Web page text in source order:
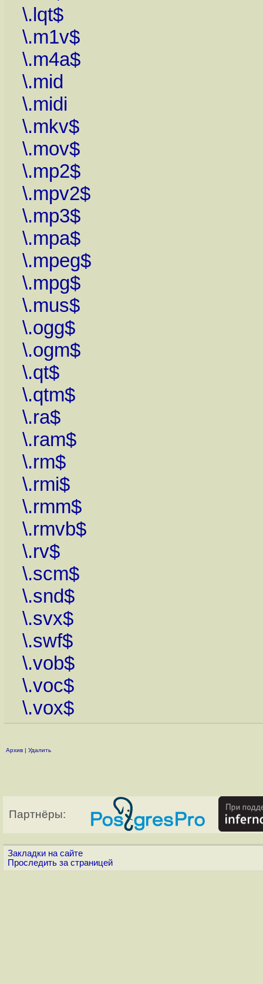
\.lqt$
\.m1v$
\.m4a$
\.mid
\.midi
\.mkv$
\.mov$
\.mp2$
\.mpv2$
\.mp3$
\.mpa$
\.mpeg$
\.mpg$
\.mus$
\.ogg$
\.ogm$
\.qt$
\.qtm$
\.ra$
\.ram$
\.rm$
\.rmi$
\.rmm$
\.rmvb$
\.rv$
\.scm$
\.snd$
\.svx$
\.swf$
\.vob$
\.voc$
\.vox$
Архив | Удалить
Партнёры:
Закладки на сайте
Проследить за страницей